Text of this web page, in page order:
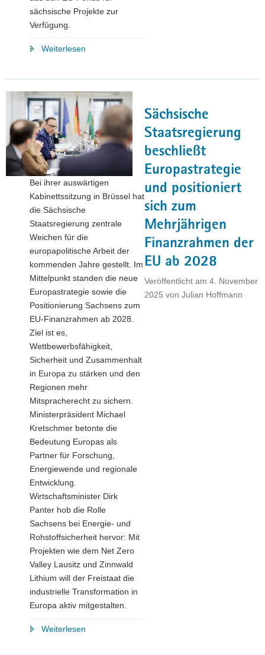
sächsische Projekte zur
Verfügung.
Weiterlesen
Sachsens
Zukunft:
EU-
Förderprogramme
ziehen
Zwischenbilanz "
Sächsische
Staatsregierung
beschließt
Europastrategie
und positioniert
sich zum
Mehrjährigen
Finanzrahmen der
EU ab 2028
Veröffentlicht am 4. November
2025 von Julian Hoffmann
Bei ihrer auswärtigen
Kabinettssitzung in Brüssel hat
die Sächsische
Staatsregierung zentrale
Weichen für die
europapolitische Arbeit der
kommenden Jahre gestellt. Im
Mittelpunkt standen die neue
Europastrategie sowie die
Positionierung Sachsens zum
EU-Finanzrahmen ab 2028.
Ziel ist es,
Wettbewerbsfähigkeit,
Sicherheit und Zusammenhalt
in Europa zu stärken und den
Regionen mehr
Mitspracherecht zu sichern.
Ministerpräsident Michael
Kretschmer betonte die
Bedeutung Europas als
Partner für Forschung,
Energiewende und regionale
Entwicklung.
Wirtschaftsminister Dirk
Panter hob die Rolle
Sachsens bei Energie- und
Rohstoffsicherheit hervor: Mit
Projekten wie dem Net Zero
Valley Lausitz und Zinnwald
Lithium will der Freistaat die
industrielle Transformation in
Europa aktiv mitgestalten.
Weiterlesen